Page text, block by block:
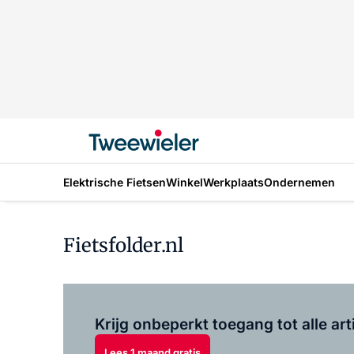
Elektrische FietsenWinkelWerkplaatsOndernemen
Fietsfolder.nl
Krijg onbeperkt toegang tot alle